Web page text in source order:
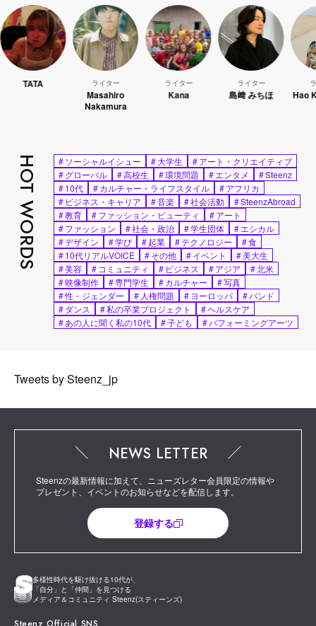
Masahiro
Nakamura
島﨑 みちほ Hao
HOT WORDS #ソーシャルイシュー #大学生 #アート・クリエイティブ
#グローバル #高校生 #環境問題 #エンタメ #Steenz
#10代 #カルチャー・ライフスタイル #アフリカ
# ビジネス・キャリア #音楽 #社会活動 #SteenzAbroad
#教育 #ファッション・ビューティ #アート
#ファッション #社会・政治 #学生団体 #エシカル
#デザイン #学び #起業 #テクノロジー #食
#10代リアルVOICE #その他 #イベント #美大生
#美容 # コミュニティ # ビジネス #アジア #北米
#映像制作 #専門学生 #カルチャー #写真
#性・ジェンダー # 人権問題 #ヨーロッパ #バンド
#ダンス #私の卒業プロジェクト #ヘルスケア
#あの人に聞く私の10代 #子ども #パフォーミングアーツ
Tweets by Steenz_jp
多様性時代を駆け抜ける10代が、
「自分」と「仲間」を見つける
メディア＆コミュニティ Steenz(スティーンズ)
NEWS LETTER
Steenzの最新情報に加えて、ニューズレター会員限定の情報や
プレゼント、イベントのお知らせなどを配信します。
登録する